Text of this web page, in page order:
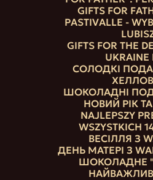
GIFTS FOR
PASTIVALLE -
GIFTS FOR THE
UKRAINE
СОЛОДКІ
ШОКОЛАДНІ
НОВИЙ РІК
NAJLEPSZY
WSZYSTKICH
ВЕСІЛЛЯ З
ДЕНЬ МАТЕРІ З
ШОКОЛАДНЕ